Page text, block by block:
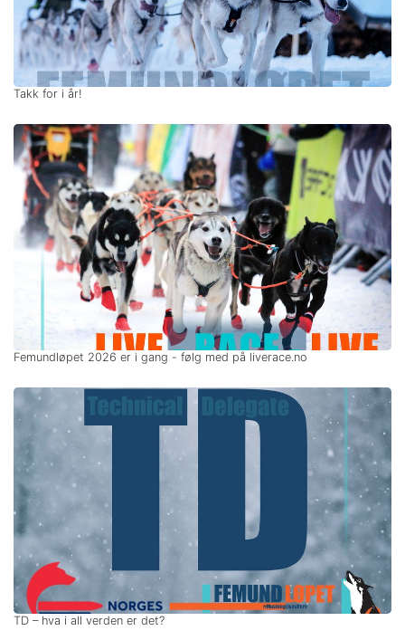
Takk for i år!
Femundløpet 2026 er i gang - følg med på liverace.no
TD – hva i all verden er det?